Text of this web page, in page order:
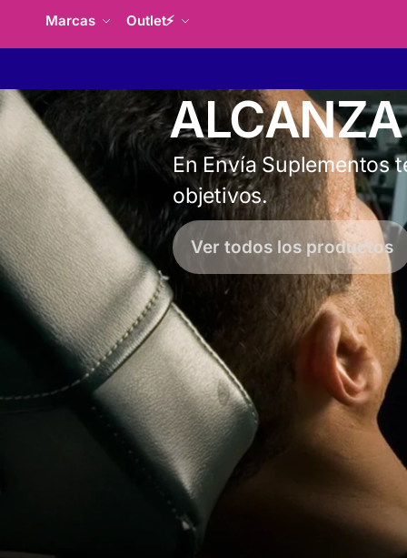
Marcas Outlet⚡
En Envía Suplementos
objetivos.
Ver todos los productos